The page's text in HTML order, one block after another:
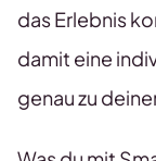
das Erlebnis
damit eine
genau zu